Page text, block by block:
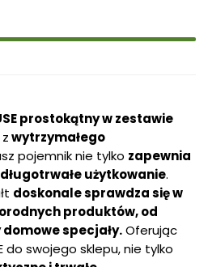
prostokątny w zestawie
wytrzymałego
pojemnik nie tylko zapewnia
użytkowanie.
doskonale sprawdza się w
produktów, od
specjały.Oferując
do swojego sklepu, nie tylko